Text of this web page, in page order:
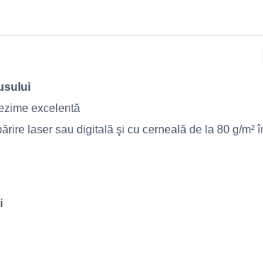
excelentă
laser sau digitală şi cu cerneală de la 80 g/m²